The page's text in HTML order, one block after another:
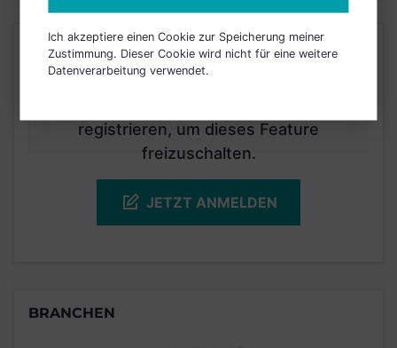
KURSENTWICKLUNG
registrieren, um dieses Feature
freizuschalten.
JETZT ANMELDEN
BRANCHEN
Ich akzeptiere einen Cookie zur Speicherung meiner
Zustimmung. Dieser Cookie wird nicht für eine weitere
Datenverarbeitung verwendet.